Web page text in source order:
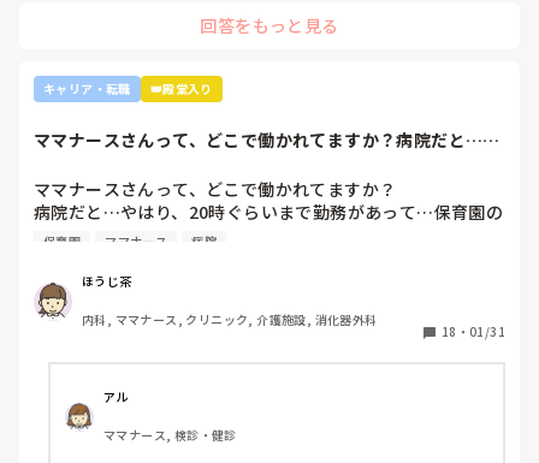
り、看護のつながりが無かったことは自分でも反省していま
すし、今後成長させていきたいなと思っています。
いないです。
るかな？』『自分ならそこまでされたら辞めるよ』とのこ
と。
師長さんの言ってることも確かに理解できますが
てないですし、病棟での臨床経験を積んで学んでいきたいと
気持ちがあります。
・転職する
アややることが多くて忙しくても、人間関係は良好でも、どう
外来や検診センターは、また病棟とは全然違う業務になるの
で、病棟での臨床経験を積みたい気持ちがあるのであれば、ご
きな病院だとどうしても異動で行きたくない場所に行かされて
病院も規模やいろいろ取り組んでいることが違うので、探して
みるとおもしろいですよ。ただ、転職するなら3年は基礎をつ
けてもいいのかなと思います。中途採用は即戦力を期待されま
回答をもっと見る
キャリア・転職 👑殿堂入り
ママナースさんって、どこで働かれてますか？病院だと…や
ママナースさんって、どこで働かれてますか？
病院だと…やはり、20時ぐらいまで勤務があって…保育園の
お迎えが間に合わないことが多くて…
保育園 ママナース 病院
ほうじ茶
内科, ママナース, クリニック, 介護施設, 消化器外科
18 ・ 01/31
アル
ママナース, 検診・健診